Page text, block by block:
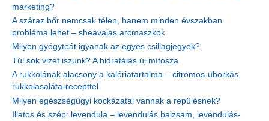
marketing?
A száraz bőr nemcsak télen, hanem minden évszakban
probléma lehet – sheavajas arcmaszkok
Milyen gyógyteát igyanak az egyes csillagjegyek?
Túl sok vizet iszunk? A hidratálás új mítosza
A rukkolának alacsony a kalóriatartalma – citromos-uborkás
rukkolasaláta-recepttel
Milyen egészségügyi kockázatai vannak a repülésnek?
Illatos és szép: levendula – levendulás balzsam, levendulás-